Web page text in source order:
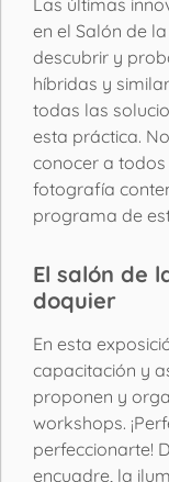
Las últimas
en el Salón de
descubrir y
híbridas y
todas las
esta práctica.
conocer a
fotografía
programa de
El salón de
doquier
En esta
capacitación y
proponen y
workshops.
perfeccionarte!
encuadre, la